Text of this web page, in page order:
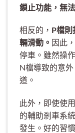
鎖止功能，無
相反的， P檔
輛滑動。 因此
停車。雖然操
N檔導致的意
道。
此外，即使使
的輔助剎車系
發生。好的習